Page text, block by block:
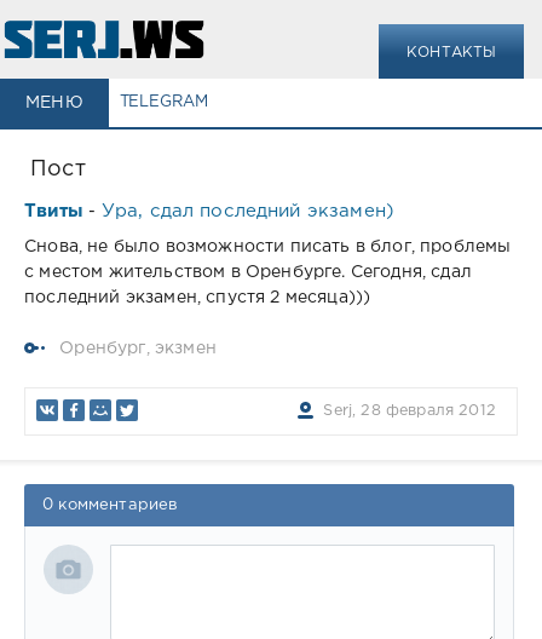
КОНТАКТЫ
МЕНЮ TELEGRAM
Пост
Твиты - Ура, cдал последний экзамен)
Снова, не было возможности писать в блог, проблемы
с местом жительством в Оренбурге. Сегодня, сдал
последний экзамен, спустя 2 месяца)))
Оренбург, экзмен
Serj, 28 февраля 2012
0 комментариев